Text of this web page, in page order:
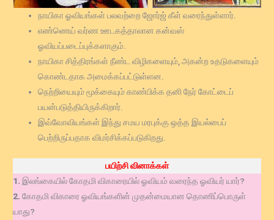
நாயிகா ஓவியங்கள் பலவற்றை ஜோர்ஜ் கீள் வரைந்துள்ளார்.
எண்ணெய் வர்ண ஊடகத்தாலான கன்வஸ்
ஓவியப்படைப்புக்களாகும்.
நாயிகா சித்திரங்கள் நீண்ட விழிகளையும், அகன்ற உதடுகளையும்
கொண்டதாக அமைக்கப்பட்டுள்ளன.
நெற்றியையும் மூக்கையும் காண்பிக்க தனி நேர் கோட்டைப்
பயன்படுத்தியிருக்கிறார்.
இவ்வோவியங்கள் இந்து சமய மரபுக்கு ஒத்த இயல்பைப்
பெற்றிருப்பதாக விமர்சிக்கப்படுகிறது.
பயிற்சி வினாக்கள்
1. இலங்கையில் கோதமி விகாரையில் ஓவியம் வரைந்த ஓவியர் யார்?
2. கோதமி விகாரை ஓவியங்களின் முதன்மையான தொணிப்பொருள்
யாது?